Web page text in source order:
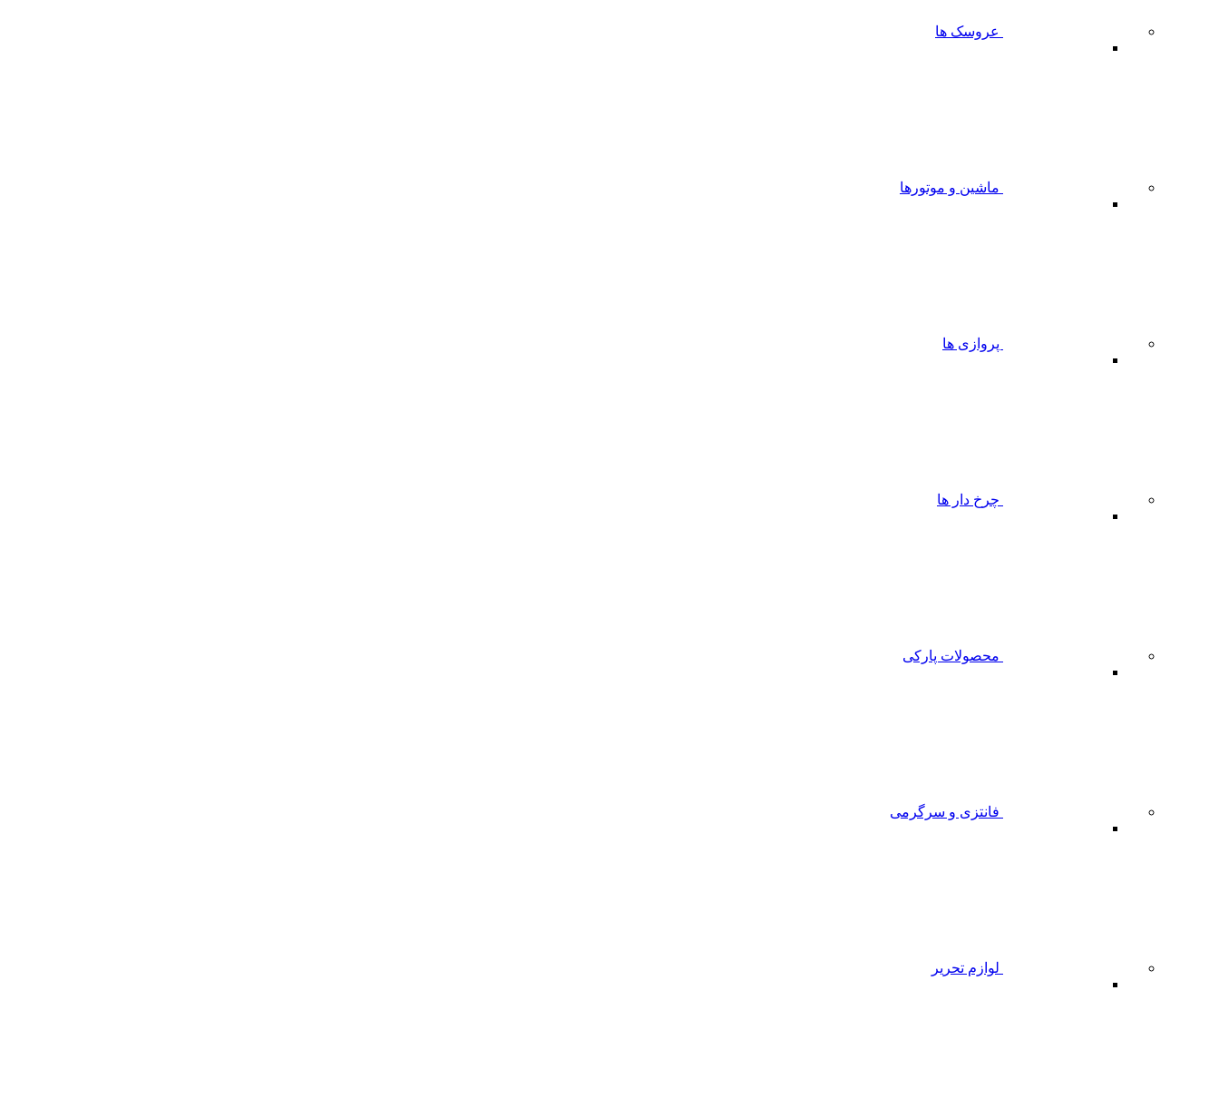
عروسک ها
ماشین و موتورها
پروازی ها
چرخ دار ها
محصولات پارکی
فانتزی و سرگرمی
لوازم تحریر